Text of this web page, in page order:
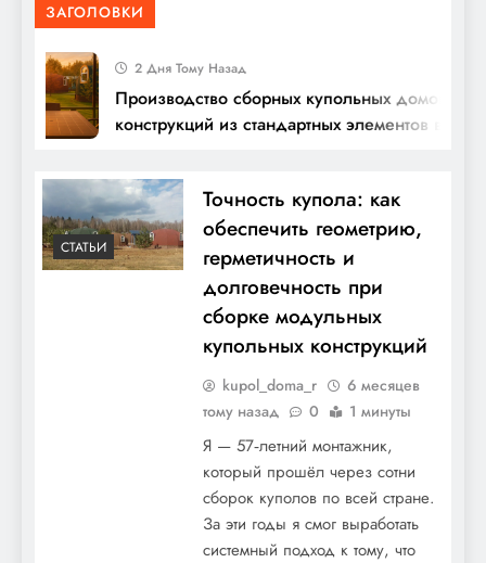
ЗАГОЛОВКИ
2 Дня Тому Назад
Производство сборных купольных домов и
конструкций из стандартных элементов в
СТАТЬИ
Точность купола: как
обеспечить геометрию,
герметичность и
долговечность при
сборке модульных
купольных конструкций
kupol_doma_r
6 месяцев
тому назад
0 1 минуты
Я — 57‑летний монтажник,
который прошёл через сотни
сборок куполов по всей стране.
За эти годы я смог выработать
системный подход к тому, что